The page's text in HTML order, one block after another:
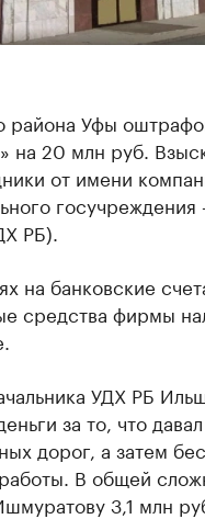
района Уфы
на 20 млн руб.
от имени
РБ).
на банковские
средства фирмы
УДХ РБ
за то, что
дорог, а затем
В общей
3,1 млн